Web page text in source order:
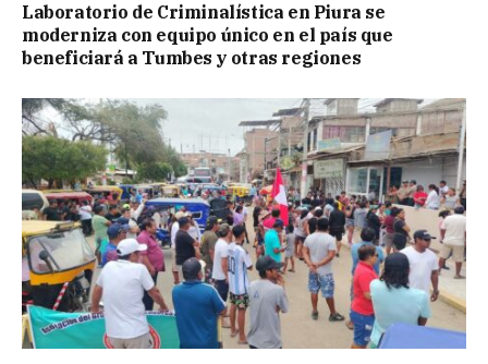
Laboratorio de Criminalística en Piura se
moderniza con equipo único en el país que
beneficiará a Tumbes y otras regiones